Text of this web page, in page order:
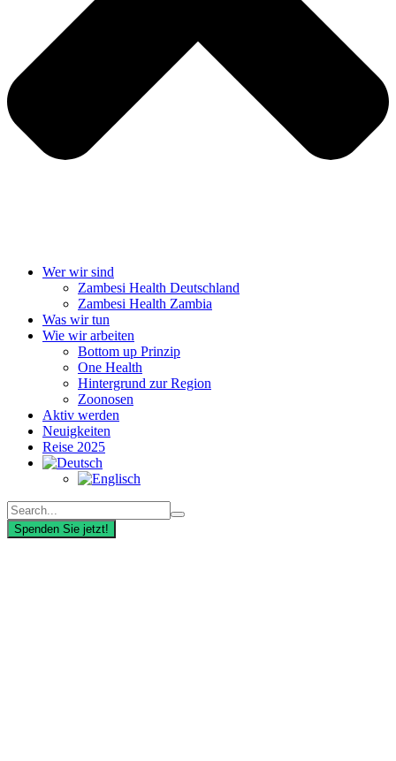
Wer wir sind
Zambesi Health Deutschland
Zambesi Health Zambia
Was wir tun
Wie wir arbeiten
Bottom up Prinzip
One Health
Hintergrund zur Region
Zoonosen
Aktiv werden
Neuigkeiten
Reise 2025
Spenden Sie jetzt!